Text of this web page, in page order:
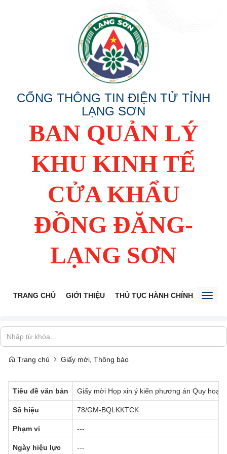
CỔNG THÔNG TIN ĐIỆN TỬ TỈNH
LẠNG SƠN
BAN QUẢN LÝ
KHU KINH TẾ
CỬA KHẨU
ĐỒNG ĐĂNG-
LẠNG SƠN
TRANG CHỦ GIỚI THIỆU THỦ TỤC HÀNH CHÍNH TIẾP
Trang chủ Giấy mời, Thông báo
Tiêu đề văn bản Giấy mời Họp xin ý kiến phương án Quy
Số hiệu 78/GM-BQLKKTCK
Phạm vi ---
Ngày hiệu lực ---